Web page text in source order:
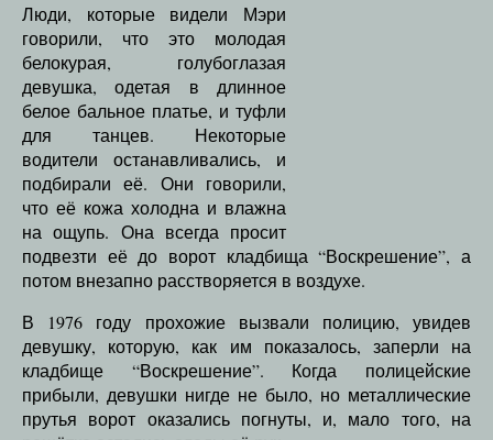
Люди, которые видели Мэри
говорили, что это молодая
белокурая, голубоглазая
девушка, одетая в длинное
белое бальное платье, и туфли
для танцев. Некоторые
водители останавливались, и
подбирали её. Они говорили,
что её кожа холодна и влажна
на ощупь. Она всегда просит
подвезти её до ворот кладбища “Воскрешение”, а
потом внезапно расстворяется в воздухе.
В 1976 году прохожие вызвали полицию, увидев
девушку, которую, как им показалось, заперли на
кладбище “Воскрешение”. Когда полицейские
прибыли, девушки нигде не было, но металлические
прутья ворот оказались погнуты, и, мало того, на